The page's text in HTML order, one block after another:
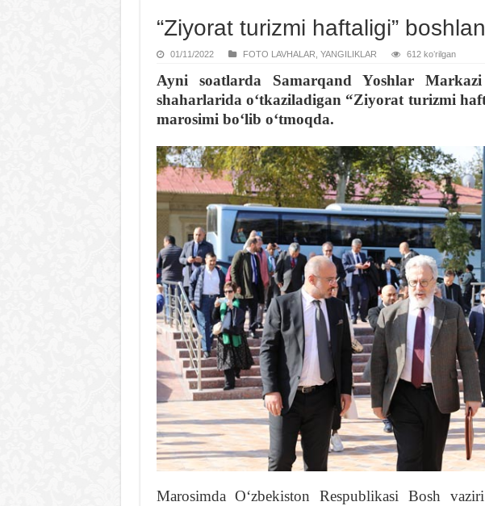
“Ziyorat turizmi haftaligi”
01/11/2022 FOTO LAVHALAR, YANGILIKLAR 612 koʻrilgan
Ayni soatlarda Samarqand Yoshlar
shaharlarida oʻtkaziladigan “Ziyorat turizmi
marosimi boʻlib oʻtmoqda.
Marosimda Oʻzbekiston Respublikasi Bosh